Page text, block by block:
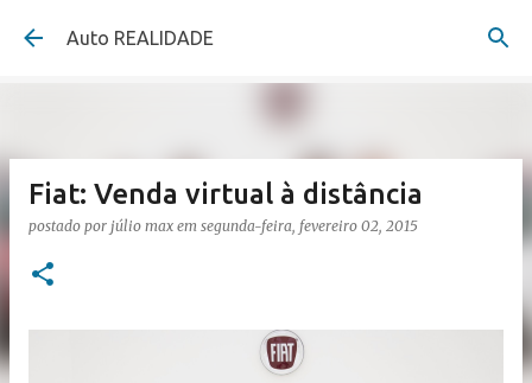
Pular para o conteúdo principal
Auto REALIDADE
Fiat: Venda virtual à distância
postado por júlio max em segunda-feira, fevereiro 02, 2015